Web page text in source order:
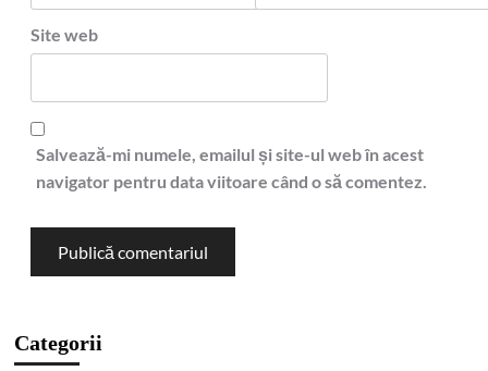
Site web
Salvează-mi numele, emailul și site-ul web în acest
navigator pentru data viitoare când o să comentez.
Categorii